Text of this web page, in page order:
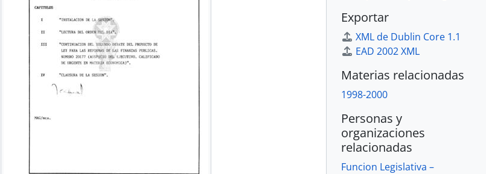
Exportar
XML de Dublin Core 1.1
EAD 2002 XML
Materias relacionadas
1998-2000
Personas y
organizaciones
relacionadas
Funcion Legislativa –